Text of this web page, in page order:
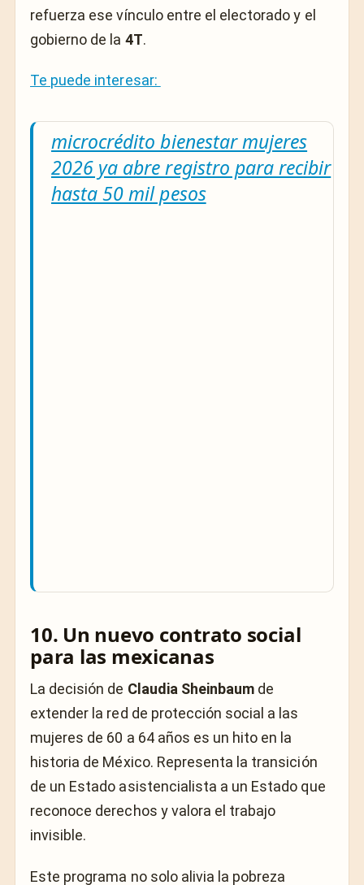
refuerza ese vínculo entre el electorado y el
gobierno de la 4T.
Te puede interesar:
microcrédito bienestar mujeres
2026 ya abre registro para recibir
hasta 50 mil pesos
10. Un nuevo contrato social
para las mexicanas
La decisión de Claudia Sheinbaum de
extender la red de protección social a las
mujeres de 60 a 64 años es un hito en la
historia de México. Representa la transición
de un Estado asistencialista a un Estado que
reconoce derechos y valora el trabajo
invisible.
Este programa no solo alivia la pobreza